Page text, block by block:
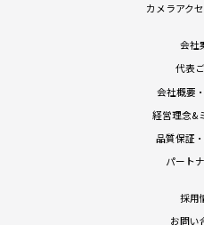
カメラアク
会社
代表
会社概要
経営理念&
品質保証
パート
採用
お問い